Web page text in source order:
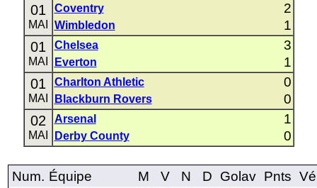
01
MAI
Coventry 2
Wimbledon 1
01
MAI
Chelsea 3
Everton 1
01
MAI
Charlton Athletic 0
Blackburn Rovers 0
02
MAI
Arsenal 1
Derby County 0
Num. Équipe M V N D Golav Pnts